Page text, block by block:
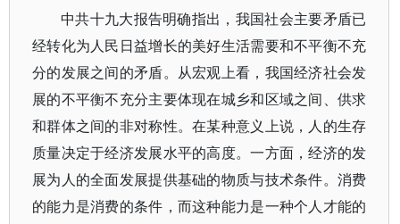
中共十九大报告明确指出，我国社会主要矛盾已
经转化为人民日益增长的美好生活需要和不平衡不充
分的发展之间的矛盾。从宏观上看，我国经济社会发
展的不平衡不充分主要体现在城乡和区域之间、供求
和群体之间的非对称性。在某种意义上说，人的生存
质量决定于经济发展水平的高度。一方面，经济的发
展为人的全面发展提供基础的物质与技术条件。消费
的能力是消费的条件，而这种能力是一种个人才能的